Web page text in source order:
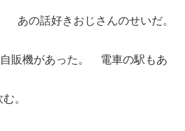
あの話好きおじさんのせいだ。
販機があった。 電車の駅もあ
。